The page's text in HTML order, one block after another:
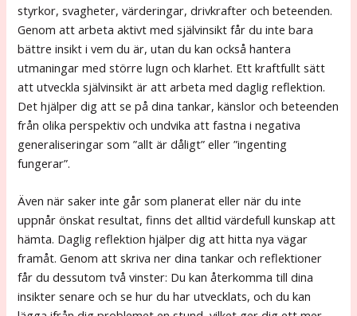
styrkor, svagheter, värderingar, drivkrafter och beteenden.
Genom att arbeta aktivt med självinsikt får du inte bara
bättre insikt i vem du är, utan du kan också hantera
utmaningar med större lugn och klarhet. Ett kraftfullt sätt
att utveckla självinsikt är att arbeta med daglig reflektion.
Det hjälper dig att se på dina tankar, känslor och beteenden
från olika perspektiv och undvika att fastna i negativa
generaliseringar som ”allt är dåligt” eller ”ingenting
fungerar”.
Även när saker inte går som planerat eller när du inte
uppnår önskat resultat, finns det alltid värdefull kunskap att
hämta. Daglig reflektion hjälper dig att hitta nya vägar
framåt. Genom att skriva ner dina tankar och reflektioner
får du dessutom två vinster: Du kan återkomma till dina
insikter senare och se hur du har utvecklats, och du kan